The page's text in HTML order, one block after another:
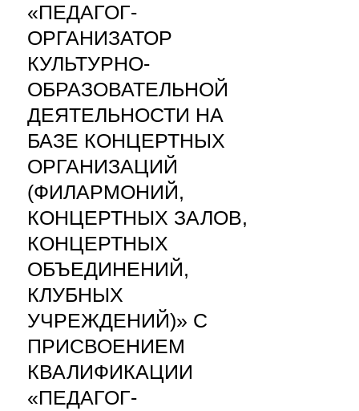
«ПЕДАГОГ-
ОРГАНИЗАТОР
КУЛЬТУРНО-
ОБРАЗОВАТЕЛЬНОЙ
ДЕЯТЕЛЬНОСТИ НА
БАЗЕ КОНЦЕРТНЫХ
ОРГАНИЗАЦИЙ
(ФИЛАРМОНИЙ,
КОНЦЕРТНЫХ ЗАЛОВ,
КОНЦЕРТНЫХ
ОБЪЕДИНЕНИЙ,
КЛУБНЫХ
УЧРЕЖДЕНИЙ)» С
ПРИСВОЕНИЕМ
КВАЛИФИКАЦИИ
«ПЕДАГОГ-